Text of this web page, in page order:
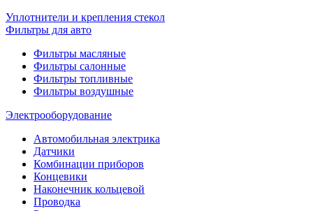
Уплотнители и крепления стекол
Фильтры для авто
Фильтры масляные
Фильтры салонные
Фильтры топливные
Фильтры воздушные
Электрооборудование
Автомобильная электрика
Датчики
Комбинации приборов
Концевики
Наконечник кольцевой
Проводка